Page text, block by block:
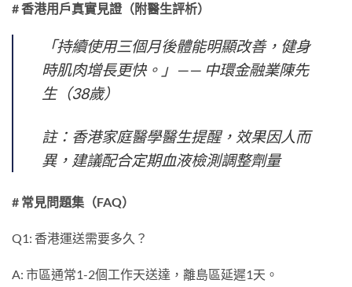
# 香港用戶真實見證（附醫生評析）
「持續使用三個月後體能明顯改善，健身
時肌肉增長更快。」—— 中環金融業陳先
生（38歲）
註：香港家庭醫學醫生提醒，效果因人而
異，建議配合定期血液檢測調整劑量
# 常見問題集（FAQ）
Q1: 香港運送需要多久？
A: 市區通常1-2個工作天送達，離島區延遲1天。